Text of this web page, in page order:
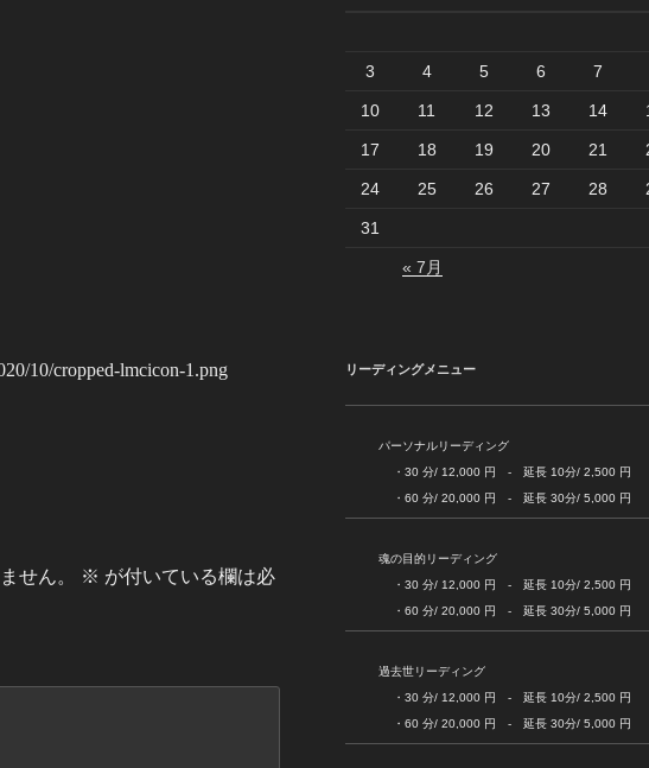
10/cropped-lmcicon-1.png
せん。 ※ が付いている欄は必
3 4 5 6 7
10 11 12 13 14
17 18 19 20 21
24 25 26 27 28
31
« 7月
リーディングメニュー
パーソナルリーディング
・30 分/ 12,000 円 - 延長 10分/ 2,500 円
・60 分/ 20,000 円 - 延長 30分/ 5,000 円
魂の目的リーディング
・30 分/ 12,000 円 - 延長 10分/ 2,500 円
・60 分/ 20,000 円 - 延長 30分/ 5,000 円
過去世リーディング
・30 分/ 12,000 円 - 延長 10分/ 2,500 円
・60 分/ 20,000 円 - 延長 30分/ 5,000 円